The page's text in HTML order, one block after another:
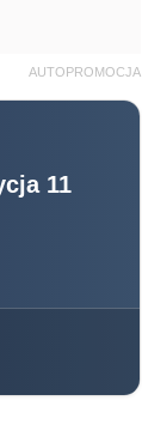
AUTOPROMOCJA
11